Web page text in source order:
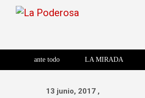
Saltar
La Poderosa
brazo literario del movimiento
La Poderosa
Revista de cultura villera, brazo
ante todo LA MIRADA
13 junio, 2017 ,